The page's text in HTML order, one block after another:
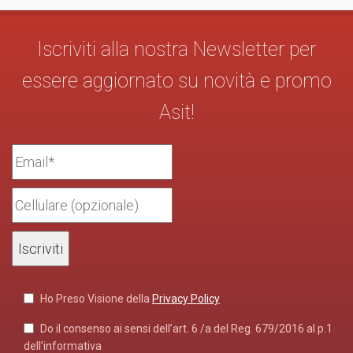
Iscriviti alla nostra Newsletter per
essere aggiornato su novità e promo
Asit!
Ho Preso Visione della Privacy Policy
Do il consenso ai sensi dell’art. 6 /a del Reg. 679/2016 al p.1
dell’informativa